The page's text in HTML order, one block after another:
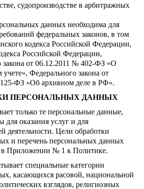
судопроизводстве в арбитражных
данных необходима для
федеральных законов, в том
кодекса Российской Федерации,
Российской Федерации,
закона от 06.12.2011 № 402-ФЗ «О
учете», Федерального закона от
ФЗ «Об архивном деле в РФ».
ПЕРСОНАЛЬНЫХ ДАННЫХ
только те персональные данные,
для оказания услуг и для
деятельности. Цели обработки
и перечень персональных данных
в Приложении № 1 к Политике.
специальные категории
касающихся расовой, национальной
взглядов, религиозных